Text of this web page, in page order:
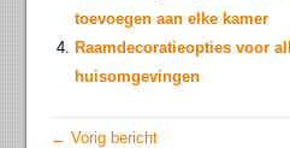
toevoegen aan elke kamer
Raamdecoratieopties voor
huisomgevingen
← Vorig bericht